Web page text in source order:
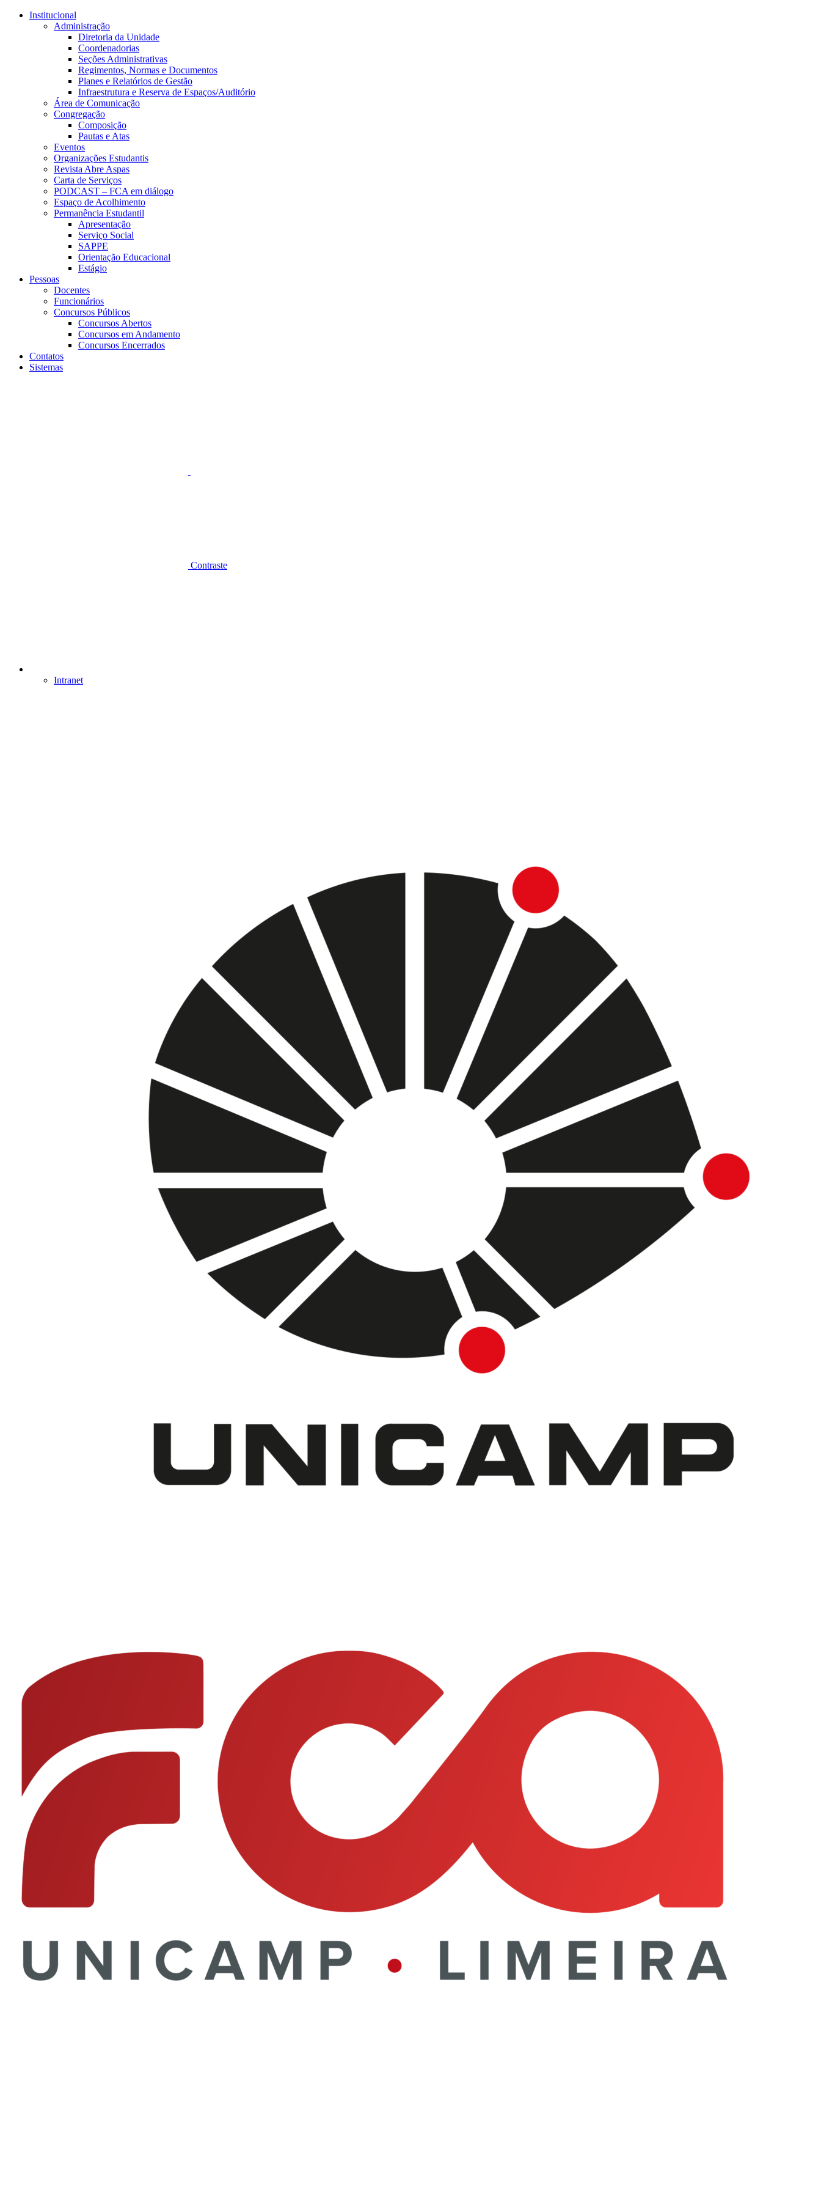
Conteúdo principal
Institucional
Administração
Diretoria da Unidade
Coordenadorias
Seções Administrativas
Regimentos, Normas e Documentos
Planes e Relatórios de Gestão
Infraestrutura e Reserva de Espaços/Auditório
Área de Comunicação
Congregação
Composição
Pautas e Atas
Eventos
Organizações Estudantis
Revista Abre Aspas
Carta de Serviços
PODCAST – FCA em diálogo
Espaço de Acolhimento
Permanência Estudantil
Apresentação
Serviço Social
SAPPE
Orientação Educacional
Estágio
Pessoas
Docentes
Funcionários
Concursos Públicos
Concursos Abertos
Concursos em Andamento
Concursos Encerrados
Contatos
Sistemas
Contraste
Intranet